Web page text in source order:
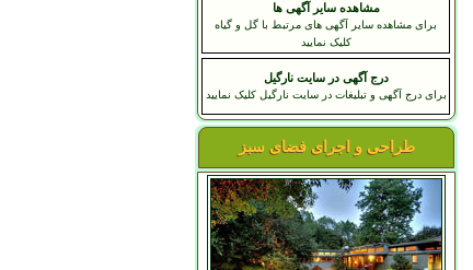
مشاهده سایر آگهی ها
برای مشاهده سایر آگهی های مرتبط با گل و گیاه
کلیک نمایید
درج آگهی در سایت نارگیل
برای درج آگهی و تبلیغات در سایت نارگیل کلیک نمایید
طراحی و اجرای فضای سبز